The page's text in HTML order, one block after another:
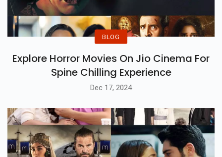
BLOG
Explore Horror Movies On Jio Cinema For
Spine Chilling Experience
Dec 17, 2024